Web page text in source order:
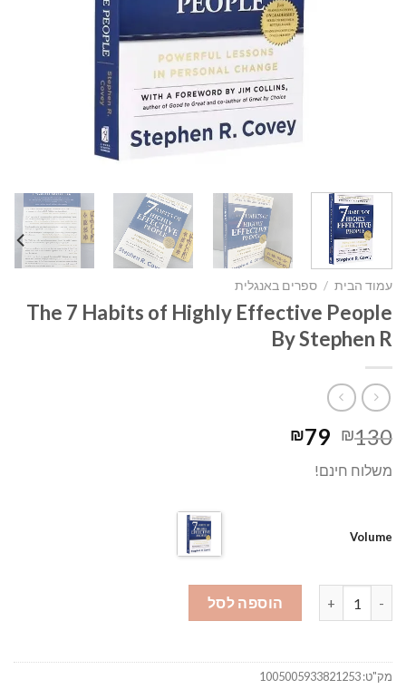
עמוד הבית / ספרים באנגלית
The 7 Habits of Highly Effective People
By Stephen R
₪130
המחיר
היה:
₪79
משלוח חינם!
Volume
הוספה לסל
מק"ט:1005005933821253